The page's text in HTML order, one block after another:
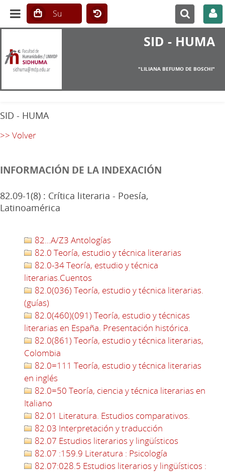
SID - HUMA
"LILIANA BEFUMO DE BOSCHI"
SID - HUMA
>> Volver
INFORMACIÓN DE LA INDEXACIÓN
82.09-1(8) : Crítica literaria - Poesía,
Latinoamérica
82...A/Z3 Antologías
82.0 Teoría, estudio y técnica literarias
82.0-34 Teoría, estudio y técnica
literarias.Cuentos
82.0(036) Teoría, estudio y técnica literarias.
(guías)
82.0(460)(091) Teoría, estudio y técnicas
literarias en España. Presentación histórica.
82.0(861) Teoría, estudio y técnica literarias,
Colombia
82.0=111 Teoría, estudio y técnica literarias
en inglés
82.0=50 Teoría, ciencia y técnica literarias en
Italiano
82.01 Literatura. Estudios comparativos.
82.03 Interpretación y traducción
82.07 Estudios literarios y lingüísticos
82.07 :159.9 Literatura : Psicología
82.07:028.5 Estudios literarios y lingüísticos :